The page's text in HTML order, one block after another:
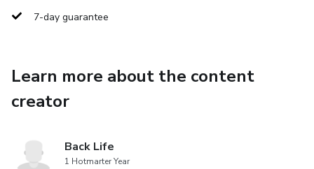
7-day guarantee
Learn more about the content
creator
Back Life
1 Hotmarter Year